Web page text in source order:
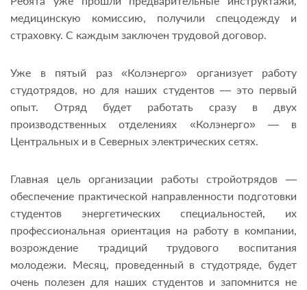
медицинскую комиссию, получили спецодежду и
страховку. С каждым заключен трудовой договор.
Уже в пятый раз «Колэнерго» организует работу
студотрядов, но для наших студентов — это первый
опыт. Отряд будет работать сразу в двух
производственных отделениях «Колэнерго» — в
Центральных и в Северных электрических сетях.
Главная цель организации работы стройотрядов —
обеспечение практической направленности подготовки
студентов энергетических специальностей, их
профессиональная ориентация на работу в компании,
возрождение традиций трудового воспитания
молодежи. Месяц, проведенный в студотряде, будет
очень полезен для наших студентов и запомнится не